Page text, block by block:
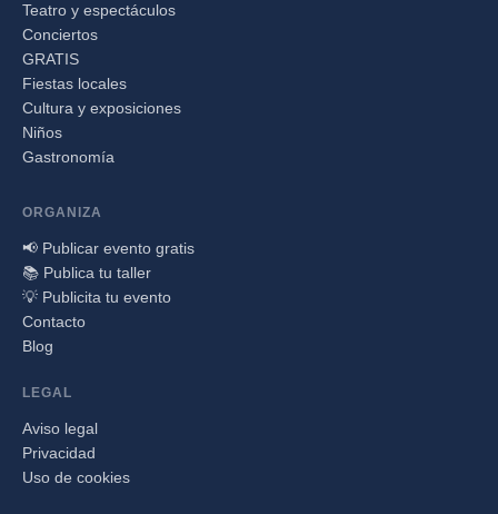
Teatro y espectáculos
Conciertos
GRATIS
Fiestas locales
Cultura y exposiciones
Niños
Gastronomía
ORGANIZA
📢 Publicar evento gratis
📚 Publica tu taller
💡 Publicita tu evento
Contacto
Blog
LEGAL
Aviso legal
Privacidad
Uso de cookies